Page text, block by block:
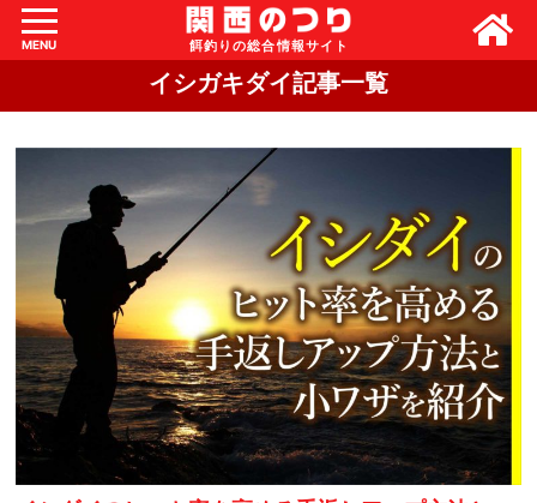
MENU
イシガキダイ記事一覧